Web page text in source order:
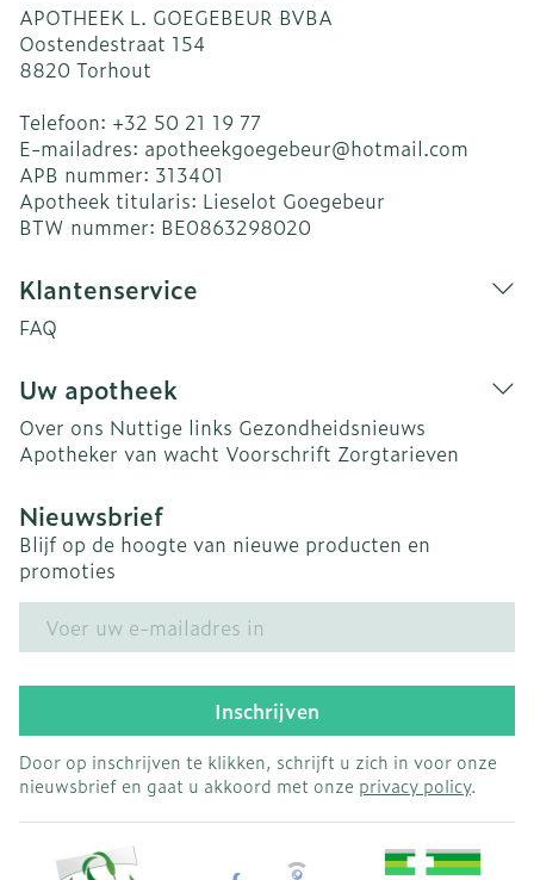
APOTHEEK L. GOEGEBEUR BVBA
Oostendestraat 154
8820 Torhout
Telefoon: +32 50 21 19 77
E-mailadres: apotheekgoegebeur@hotmail.com
APB nummer: 313401
Apotheek titularis: Lieselot Goegebeur
BTW nummer: BE0863298020
Klantenservice
FAQ
Uw apotheek
Over ons Nuttige links Gezondheidsnieuws
Apotheker van wacht Voorschrift Zorgtarieven
Nieuwsbrief
Blijf op de hoogte van nieuwe producten en
promoties
Inschrijven
Door op inschrijven te klikken, schrijft u zich in voor onze
nieuwsbrief en gaat u akkoord met onze privacy policy.